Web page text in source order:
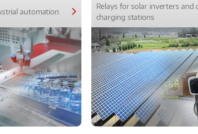
automation
Relays for solar inverters and
charging stations